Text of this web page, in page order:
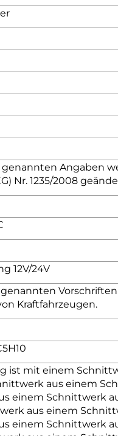
genannten Angaben
Nr. 1235/2008
12V/24V
genannten
Kraftfahrzeugen.
ist mit einem
aus einem
einem Schnittwerk
aus einem
einem Schnittwerk